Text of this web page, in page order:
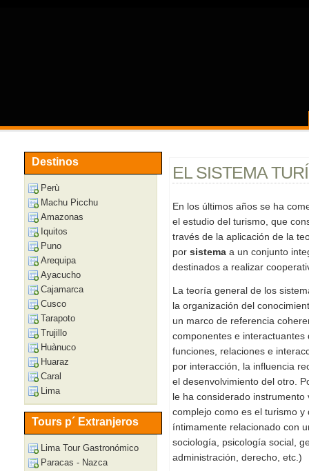
EL SISTEMA
En los últimos años se ha
el estudio del turismo, que
través de la aplicación de la
por sistema a un conjunto
destinados a realizar
La teoría general de los
la organización del
un marco de referencia
componentes e
funciones, relaciones e
por interacción, la influencia
el desenvolvimiento del otro.
le ha considerado
complejo como es el turismo
íntimamente relacionado con
sociología, psicología social,
administración, derecho, etc.)
Destinos
Perù
Machu Picchu
Amazonas
Iquitos
Puno
Arequipa
Ayacucho
Cajamarca
Cusco
Tarapoto
Trujillo
Huànuco
Huaraz
Caral
Lima
Tours p´ Extranjeros
Lima Tour Gastronómico
Paracas - Nazca